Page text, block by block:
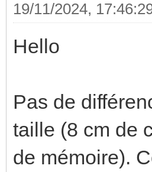
19/11/2024,
Hello
Pas de
taille (8 cm de
de mémoire).